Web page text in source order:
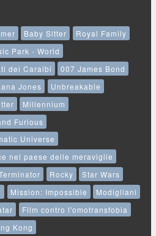
Baby Sitter
Royal Family
Park - World
dei Caraibi
007 James Bond
Jones
Unbreakable
Millennium
Furious
Universe
nel paese delle meraviglie
Rocky
Star Wars
Mission: Impossible
Modigliani
Film contro l'omotransfobia
Kong